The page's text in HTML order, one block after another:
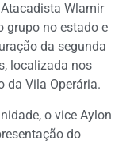
Wlamir
grupo no estado e
da segunda
localizada nos
da Vila Operária.
o vice Aylon
do